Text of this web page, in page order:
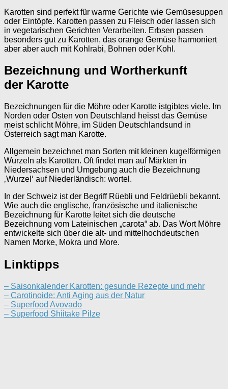
Karotten sind perfekt für warme Gerichte wie Gemüsesuppen
oder Eintöpfe. Karotten passen zu Fleisch oder lassen sich
in vegetarischen Gerichten Verarbeiten. Erbsen passen
besonders gut zu Karotten, das orange Gemüse harmoniert
aber aber auch mit Kohlrabi, Bohnen oder Kohl.
Bezeichnung und Wortherkunft
der Karotte
Bezeichnungen für die Möhre oder Karotte istgibtes viele. Im
Norden oder Osten von Deutschland heisst das Gemüse
meist schlicht Möhre, im Süden Deutschlandsund in
Österreich sagt man Karotte.
Allgemein bezeichnet man Sorten mit kleinen kugelförmigen
Wurzeln als Karotten. Oft findet man auf Märkten in
Niedersachsen und Umgebung auch die Bezeichnung
‚Wurzel‘ auf Niederländisch: wortel.
In der Schweiz ist der Begriff Rüebli und Feldrüebli bekannt.
Wie auch die englische, französische und italienische
Bezeichnung für Karotte leitet sich die deutsche
Bezeichnung vom Lateinischen „carota“ ab. Das Wort Möhre
entwickelte sich über die alt- und mittelhochdeutschen
Namen Morke, Mokra und More.
Linktipps
– Saisonkalender Karotten: gesunde Rezepte und mehr
– Carotinoide: Anti Aging aus der Natur
– Superfood Avovado
– Superfood Shiitake Pilze